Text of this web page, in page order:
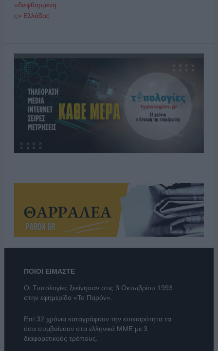
ΠΟΙΟΙ ΕΙΜΑΣΤΕ
Οι Τυπολογίες ξεκίνησαν στις 3 Οκτωβρίου 1993
στην εφημερίδα «Το Παρόν».
Επί 32 χρόνια καταγράφουν την επικαιρότητα τα
όσα συμβαίνουν στα ελληνικά ΜΜΕ με 3
διαφορετικούς τρόπους.